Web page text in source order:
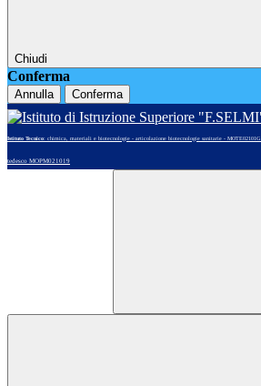
Chiudi
Conferma
Annulla Conferma
Istituto Tecnico: chimica, materiali e biotecnologie - articolazione biotecnologie sanitarie - MOTE02101G
tedesco MOPM021019